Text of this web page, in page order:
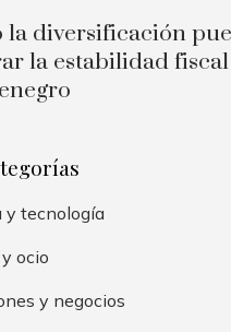
la diversificación
la estabilidad
y tecnología
ocio
y negocios